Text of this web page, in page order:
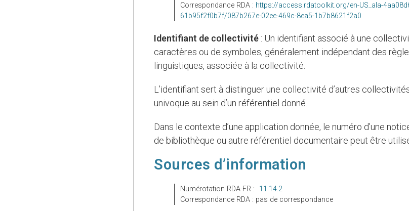
Correspondance RDA : https://access.rdatoolkit.org/en-US_ala-
61b95f2f0b7f/087b267e-02ee-469c-8ea5-1b7b8621f2a0
identifiant de collectivité : Un identifiant associé à une
caractères ou de symboles, généralement indépendant des
linguistiques, associée à la collectivité.
L’identifiant sert à distinguer une collectivité d’autres collectivités. Il doit être unique et
univoque au sein d’un référentiel donné.
Dans le contexte d’une application donnée, le numéro d’une notice d’autorité dans un catalogue
de bibliothèque ou autre référentiel documentaire peut être
Sources d’information
Numérotation RDA-FR : 11.14.2
Correspondance RDA : pas de correspondance